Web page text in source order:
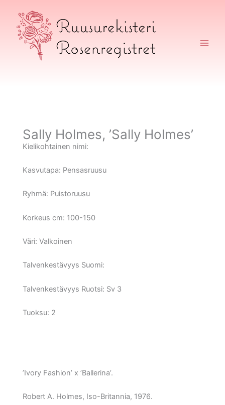
sisältöön
Sally Holmes, ’Sally Holmes’
Kielikohtainen nimi:
Kasvutapa: Pensasruusu
Ryhmä: Puistoruusu
Korkeus cm: 100-150
Väri: Valkoinen
Talvenkestävyys Suomi:
Talvenkestävyys Ruotsi: Sv 3
Tuoksu: 2
’Ivory Fashion’ x ’Ballerina’.
Robert A. Holmes, Iso-Britannia, 1976.